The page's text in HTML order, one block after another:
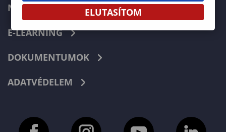
NEPTUN
E-LEARNING
DOKUMENTUMOK
ADATVÉDELEM
ELUTASÍTOM